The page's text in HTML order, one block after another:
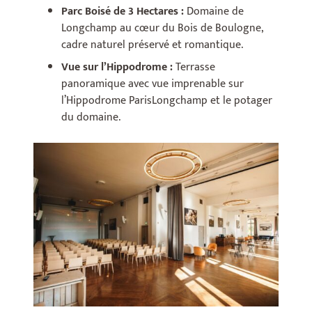
Parc Boisé de 3 Hectares :Domaine de
Longchamp au cœur du Bois de Boulogne,
cadre naturel préservé et romantique.
Vue sur l’Hippodrome :Terrasse
panoramique avec vue imprenable sur
l’Hippodrome ParisLongchamp et le potager
du domaine.